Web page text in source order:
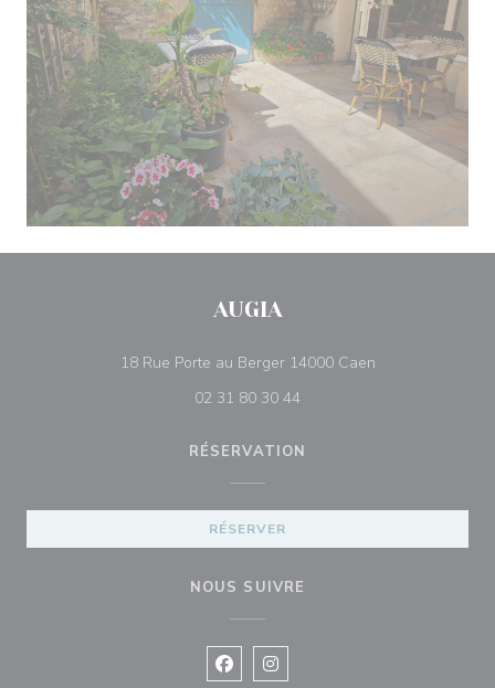
AUGIA
18 Rue Porte au Berger 14000 Caen((ouvre une
02 31 80 30 44
RÉSERVATION
RÉSERVER
NOUS SUIVRE
Facebook ((ouvre une nouvelle
Instagram ((ouvre une